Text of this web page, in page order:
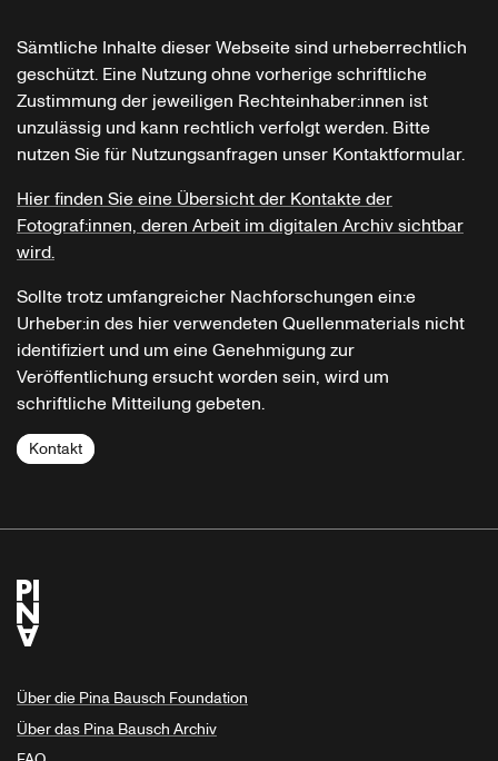
Sämtliche Inhalte dieser Webseite sind urheberrechtlich
geschützt. Eine Nutzung ohne vorherige schriftliche
Zustimmung der jeweiligen Rechteinhaber:innen ist
unzulässig und kann rechtlich verfolgt werden. Bitte
nutzen Sie für Nutzungsanfragen unser Kontaktformular.
Hier finden Sie eine Übersicht der Kontakte der
Fotograf:innen, deren Arbeit im digitalen Archiv sichtbar
wird.
Sollte trotz umfangreicher Nachforschungen ein:e
Urheber:in des hier verwendeten Quellenmaterials nicht
identifiziert und um eine Genehmigung zur
Veröffentlichung ersucht worden sein, wird um
schriftliche Mitteilung gebeten.
Kontakt
Über die Pina Bausch Foundation
Über das Pina Bausch Archiv